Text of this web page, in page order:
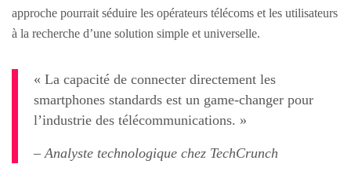
approche pourrait séduire les opérateurs télécoms et les utilisateurs
à la recherche d’une solution simple et universelle.
« La capacité de connecter directement les
smartphones standards est un game-changer pour
l’industrie des télécommunications. »
– Analyste technologique chez TechCrunch